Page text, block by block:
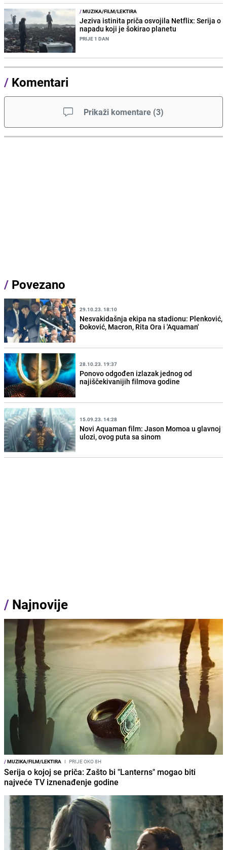
/MUZIKA/FILM/LEKTIRA
Jeziva istinita priča osvojila Netflix: Serija o
napadu koji je šokirao planetu
PRIJE 1 DAN
/ Komentari
Prikaži komentare (3)
/ Povezano
29.10.23. 18:10
Nesvakidašnja ekipa na stadionu: Plenković,
Đoković, Macron, Rita Ora i 'Aquaman'
28.10.23. 19:37
Ponovo odgođen izlazak jednog od
najiščekivanijih filmova godine
15.09.23. 14:28
Novi Aquaman film: Jason Momoa u glavnoj
ulozi, ovog puta sa sinom
/ Najnovije
/MUZIKA/FILM/LEKTIRA I PRIJE OKO 8H
Serija o kojoj se priča: Zašto bi "Lanterns" mogao biti
najveće TV iznenađenje godine